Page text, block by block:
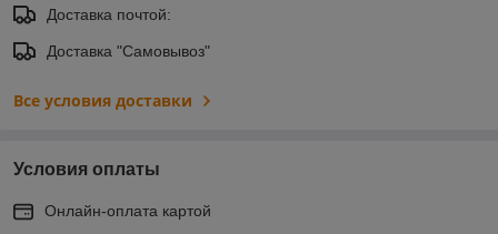
Доставка почтой:
Доставка "Самовывоз"
Все условия доставки
Условия оплаты
Онлайн-оплата картой